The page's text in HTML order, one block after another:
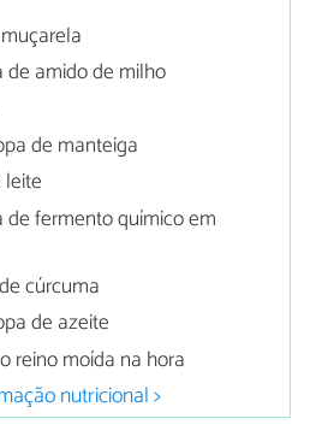
de amido de milho
de manteiga
de fermento químico em
cúrcuma
de azeite
reino moída na hora
nutricional >